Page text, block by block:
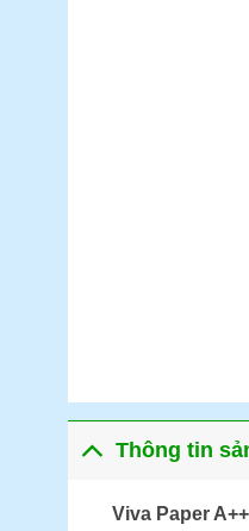
Thông tin
Viva Paper